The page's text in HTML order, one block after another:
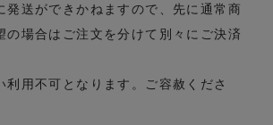
発送ができかねますので、先に通常商
の場合はご注文を分けて別々にご決済
利用不可となります。ご容赦くださ